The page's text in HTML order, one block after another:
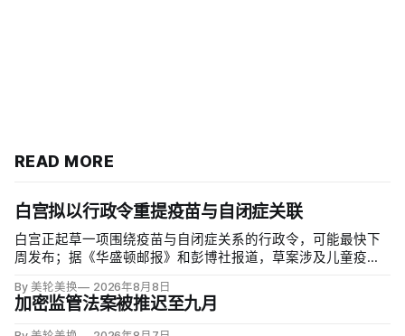
READ MORE
白宫拟以行政令重提疫苗与自闭症关联
白宫正起草一项围绕疫苗与自闭症关系的行政令，可能最快下
周发布；据《华盛顿邮报》和彭博社报道，草案涉及儿童疫苗
项覆盖全球数百万儿童的高质量研究均未发现儿童疫苗导致自
闭症，相关说法源自一项后来撤稿的欺诈性研究，作者也被吊
销执照。
By 美轮美换 2026年8月8日
加密监管法案被推迟至九月